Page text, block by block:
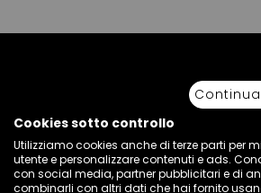
Copyright © 2026 Sport 85 S.R.L. - All Rights
anche parziale.
Via Piave Km 68,600 • 04100 Latina, Italia | P.IVA
Cookies sotto controllo
Utilizziamo cookies anche di terze parti per
utente e personalizzare contenuti e ads.
con social media, partner pubblicitari e di
combinarli con altri dati che hai fornito